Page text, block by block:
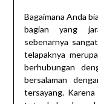
Bagaimana Anda
bagian yang
sebenarnya
telapaknya
berhubungan
bersalaman
tersayang.